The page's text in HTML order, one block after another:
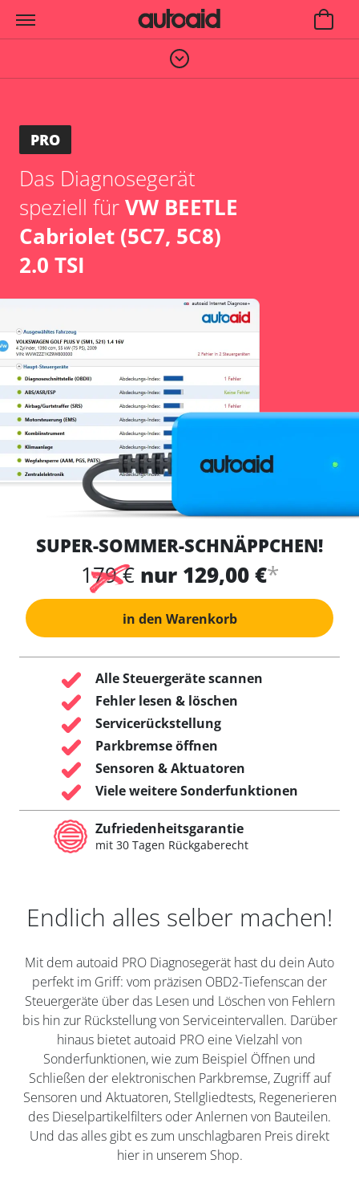
PRO
Das Diagnosegerät
speziell fürVW BEETLE
Cabriolet (5C7, 5C8)
2.0 TSI
SUPER-SOMMER-SCHNÄPPCHEN!
179 € nur 129,00 €*
in den Warenkorb
Alle Steuergeräte scannen
Fehler lesen & löschen
Servicerückstellung
Parkbremse öffnen
Sensoren & Aktuatoren
Viele weitere Sonderfunktionen
Zufriedenheitsgarantie
mit 30 Tagen Rückgaberecht
Endlich alles selber machen!
Mit dem autoaid PRO Diagnosegerät hast du dein Auto
perfekt im Griff: vom präzisen OBD2-Tiefenscan der
Steuergeräte über das Lesen und Löschen von Fehlern
bis hin zur Rückstellung von Serviceintervallen. Darüber
hinaus bietet autoaid PRO eine Vielzahl von
Sonderfunktionen, wie zum Beispiel Öffnen und
Schließen der elektronischen Parkbremse, Zugriff auf
Sensoren und Aktuatoren, Stellgliedtests, Regenerieren
des Dieselpartikelfilters oder Anlernen von Bauteilen.
Und das alles gibt es zum unschlagbaren Preis direkt
hier in unserem Shop.